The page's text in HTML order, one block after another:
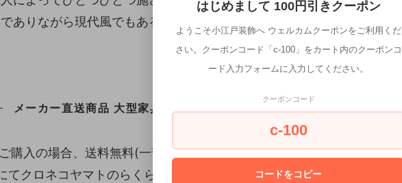
ありながら現代風でもある魅力的なデザインに仕上がっています。
メーカー直送商品 大型家具配送便 (設置込み)
購入の場合、送料無料(一部地域(北海道・九州・沖縄・離島)は除きま
てクロネコヤマトのらくらく家財宅急便でお届けいたします。
はじめまして 100円引きクーポン
ようこそ小江戸装飾へ ウェルカムクーポンをご利用くだ
さい。クーポンコード「c-100」をカート内のクーポンコ
ード入力フォームに入力してください。
クーポンコード
c-100
コードをコピー